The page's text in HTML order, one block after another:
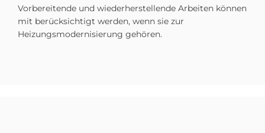
Vorbereitende und wiederherstellende Arbeiten können
mit berücksichtigt werden, wenn sie zur
Heizungsmodernisierung gehören.